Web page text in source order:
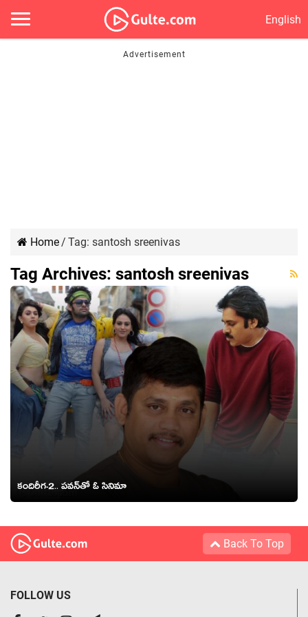
English
Home/ Tag: santosh sreenivas
Tag Archives: santosh sreenivas
కందిరీగ-2.. పవన్‌తో ఓ సినిమా
Back To Top
FOLLOW US